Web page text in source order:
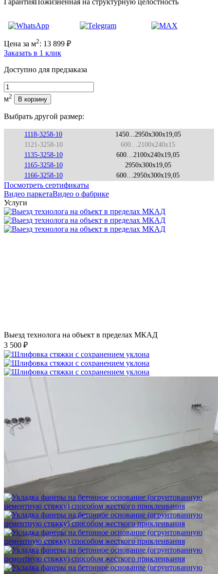
Гарантия Пожизненная на структурную целостность
Цена за м2: 13 899 ₽
Заказать в 1 клик
Доступно для предзаказа
Количество
м2 В корзину
Выбрать другой размер:
1118-3258-10
1450...2950x300x19,05
1121-3258-10
600…2100x240x15
1135-3258-10
600…2100x240x19,05
1165-3258-10
2950x300x19,05
1166-3258-10
600…2950x300x19,05
Посмотреть сертификаты
Видео паркетаВидео о фабрике
Услуги
Выезд технолога на объект в пределах МКАД
3 500 ₽
Шлифовка стяжки с сохранением уклона
1 500 ₽